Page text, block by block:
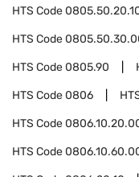
HTS Code
HTS Code
HTS Code0805.90
HTS Code0806
HTS Code
HTS Code